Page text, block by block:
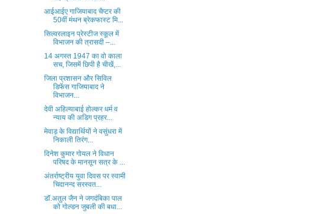
आईआईए गाजियाबाद चैप्टर की
50वीं मंथन ब्रेकफास्ट मि...
सिल्वरलाइन प्रेस्टीज स्कूल में
विभाजन की त्रासदी –...
14 अगस्त 1947 का वो काला
सच, जिसमें छिपी है चीखें,...
जिला प्रशासन और सिविल
डिफेंस गाजियाबाद ने
विभाजन...
देवी अहिल्याबाई होल्कर धर्म व
न्याय की अडिग प्रहर...
मेवाड़ के विद्यार्थियों ने वसुंधरा में
निकाली तिरंग...
दिनेश कुमार गोयल ने विधान
परिषद के मानसून सत्र के ...
अंतर्राष्ट्रीय युवा दिवस पर स्वामी
चिदानन्द सरस्वत...
डॉ.अतुल जैन ने जगदंबिका पाल
को गोल्डन जुबली की बधा...